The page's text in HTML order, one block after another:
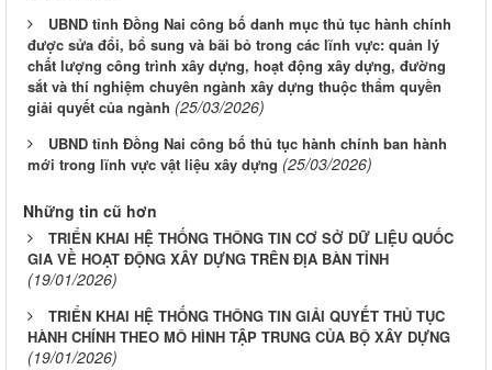
UBND tỉnh Đồng Nai công bố danh mục thủ tục hành chính
được sửa đổi, bổ sung và bãi bỏ trong các lĩnh vực: quản lý
chất lượng công trình xây dựng, hoạt động xây dựng, đường
sắt và thí nghiệm chuyên ngành xây dựng thuộc thẩm quyền
giải quyết của ngành (25/03/2026)
UBND tỉnh Đồng Nai công bố thủ tục hành chính ban hành
mới trong lĩnh vực vật liệu xây dựng (25/03/2026)
Những tin cũ hơn
TRIỂN KHAI HỆ THỐNG THÔNG TIN CƠ SỞ DỮ LIỆU QUỐC
GIA VỀ HOẠT ĐỘNG XÂY DỰNG TRÊN ĐỊA BÀN TỈNH
(19/01/2026)
TRIỂN KHAI HỆ THỐNG THÔNG TIN GIẢI QUYẾT THỦ TỤC
HÀNH CHÍNH THEO MÔ HÌNH TẬP TRUNG CỦA BỘ XÂY DỰNG
(19/01/2026)